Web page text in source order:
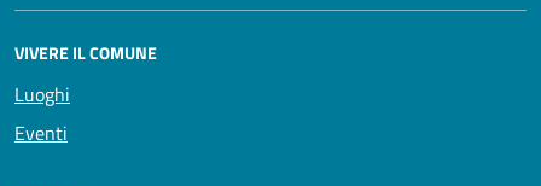
VIVERE IL COMUNE
Luoghi
Eventi